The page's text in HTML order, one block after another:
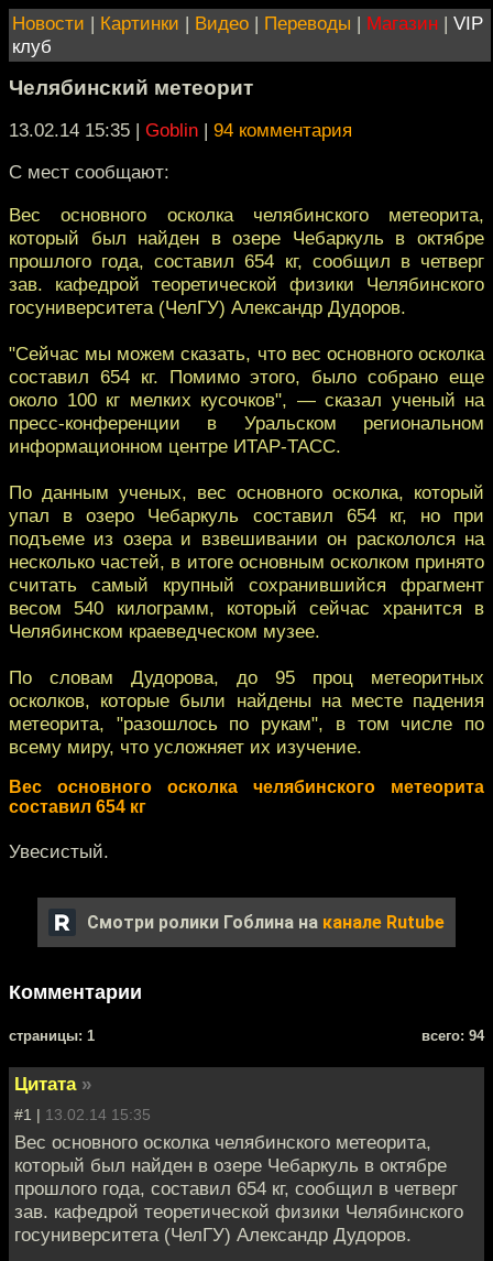
Новости | Картинки | Видео | Переводы | Магазин | VIP
клуб
Челябинский метеорит
13.02.14 15:35 | Goblin | 94 комментария
С мест сообщают:
Вес основного осколка челябинского метеорита,
который был найден в озере Чебаркуль в октябре
прошлого года, составил 654 кг, сообщил в четверг
зав. кафедрой теоретической физики Челябинского
госуниверситета (ЧелГУ) Александр Дудоров.
"Сейчас мы можем сказать, что вес основного осколка
составил 654 кг. Помимо этого, было собрано еще
около 100 кг мелких кусочков", — сказал ученый на
пресс-конференции в Уральском региональном
информационном центре ИТАР-ТАСС.
По данным ученых, вес основного осколка, который
упал в озеро Чебаркуль составил 654 кг, но при
подъеме из озера и взвешивании он раскололся на
несколько частей, в итоге основным осколком принято
считать самый крупный сохранившийся фрагмент
весом 540 килограмм, который сейчас хранится в
Челябинском краеведческом музее.
По словам Дудорова, до 95 проц метеоритных
осколков, которые были найдены на месте падения
метеорита, "разошлось по рукам", в том числе по
всему миру, что усложняет их изучение.
Вес основного осколка челябинского метеорита
составил 654 кг
Увесистый.
Смотри ролики Гоблина на канале Rutube
Комментарии
cтраницы: 1 всего: 94
Цитата »
#1 | 13.02.14 15:35
Вес основного осколка челябинского метеорита,
который был найден в озере Чебаркуль в октябре
прошлого года, составил 654 кг, сообщил в четверг
зав. кафедрой теоретической физики Челябинского
госуниверситета (ЧелГУ) Александр Дудоров.